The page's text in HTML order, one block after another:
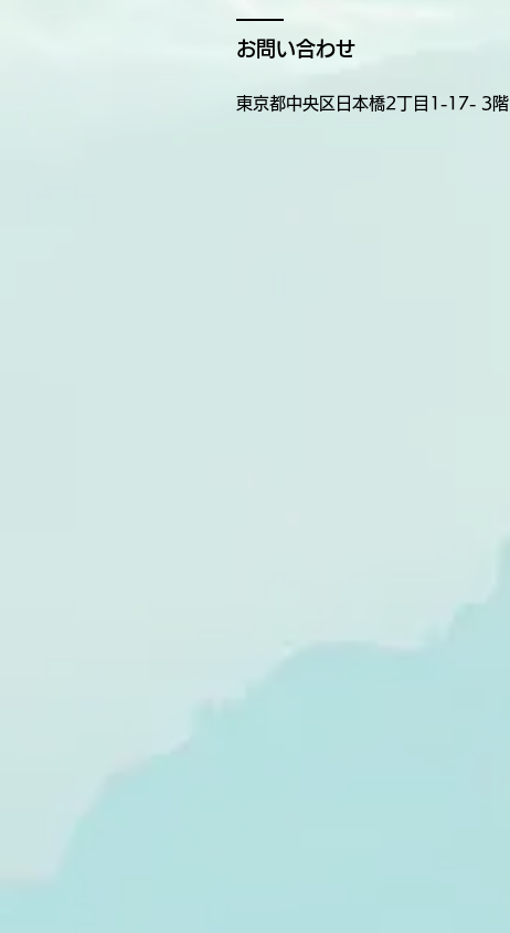
お問い合わせ
東京都中央区 日本橋2丁目1-17- 3階